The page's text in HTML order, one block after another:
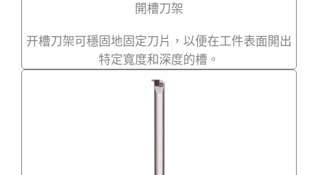
開槽刀架
开槽刀架可穩固地固定刀片，以便在工件表面開出
特定寬度和深度的槽。